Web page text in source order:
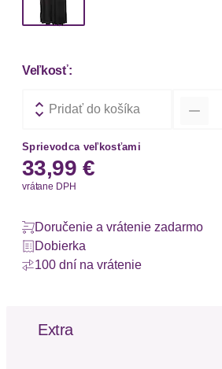
Veľkosť:
Pridať do košíka
Sprievodca veľkosťami
33,99 €
vrátane DPH
Doručenie a vrátenie zadarmo
Dobierka
100 dní na vrátenie
Extra